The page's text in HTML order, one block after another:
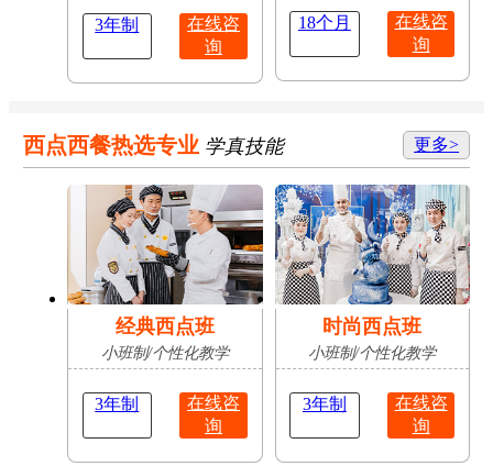
3年制
在线咨
询
18个月
在线咨
询
西点西餐热选专业 学真技能 更多>
经典西点班
小班制/个性化教学
3年制
在线咨
询
时尚西点班
小班制/个性化教学
3年制
在线咨
询